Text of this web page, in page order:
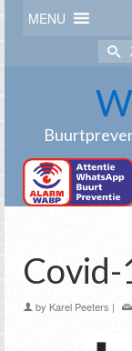
MENU
Zoek
naar:
Covid-
by Karel Peeters |